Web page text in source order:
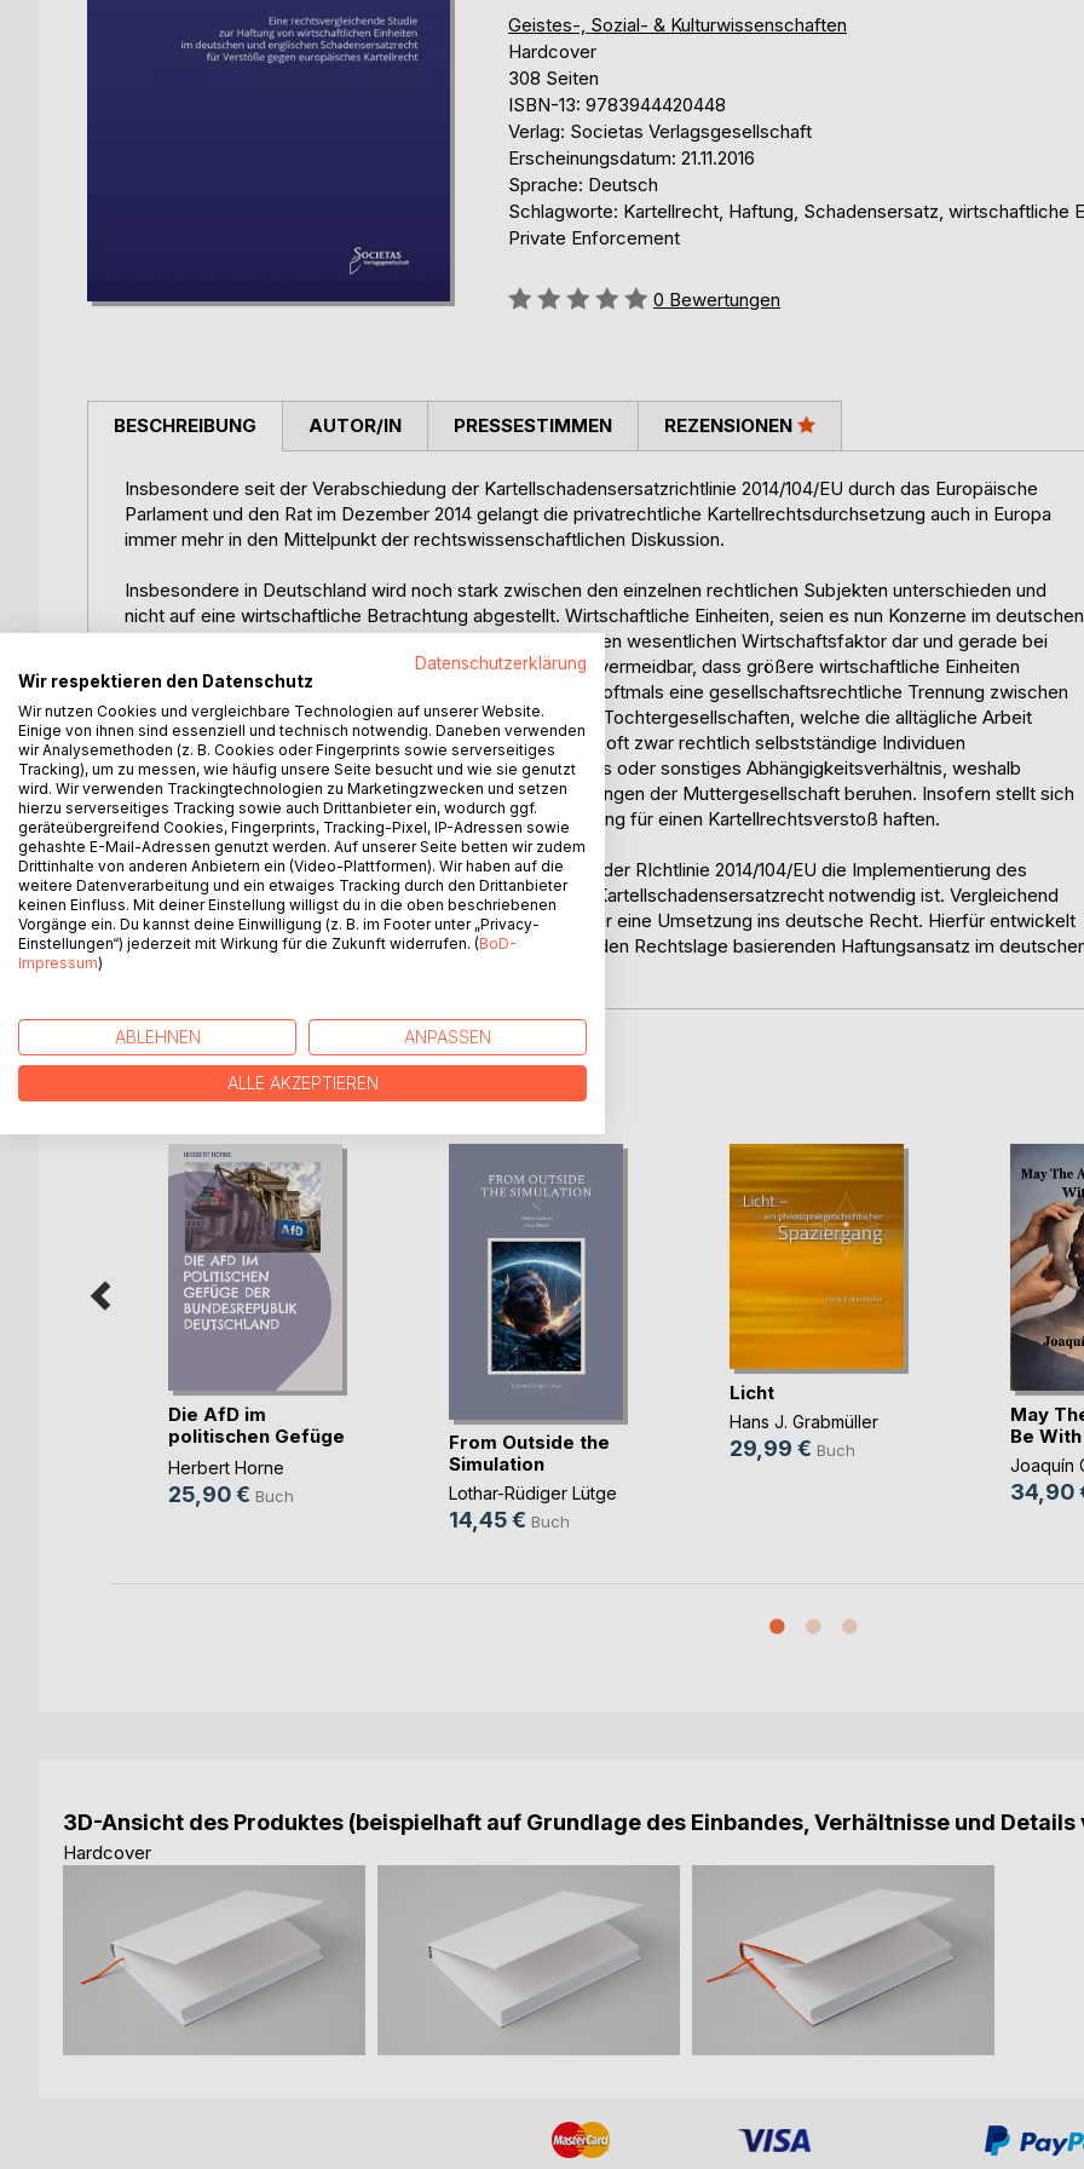
Geistes-, Sozial- & Kulturwissenschaften
Hardcover
308 Seiten
ISBN-13: 9783944420448
Verlag: Societas Verlagsgesellschaft
Erscheinungsdatum: 21.11.2016
Sprache: Deutsch
Schlagworte: Kartellrecht, Haftung, Schadensersatz, wirtschaftliche
Private Enforcement
Bewertung::
0 Bewertungen
BESCHREIBUNG
Insbesondere seit der Verabschiedung der Kartellschadensersatzrichtlinie 2014/104/EU durch das Europäische
Parlament und den Rat im Dezember 2014 gelangt die privatrechtliche Kartellrechtsdurchsetzung auch in Europa
immer mehr in den Mittelpunkt der rechtswissenschaftlichen Diskussion.
Insbesondere in Deutschland wird noch stark zwischen den einzelnen rechtlichen Subjekten unterschieden und
nicht auf eine wirtschaftliche Betrachtung abgestellt. Wirtschaftliche Einheiten, seien es nun Konzerne im deutschen
Verständnis oder sonstige Gebilde, stellen heutzutage einen wesentlichen Wirtschaftsfaktor dar und gerade bei
kartellrechtlich relevanten Sachverhalten ist es nahezu unvermeidbar, dass größere wirtschaftliche Einheiten
beteiligt sind. In solch strukturierten Unternehmen gibt es oftmals eine gesellschaftsrechtliche Trennung zwischen
einem einheitlichen Management und den verschiedenen Tochtergesellschaften, welche die alltägliche Arbeit
übernehmen. Allerdings stellen die Tochtergesellschaften oft zwar rechtlich selbstständige Individuen
dar, doch besteht in der Regel ein gesellschaftsrechtliches oder sonstiges Abhängigkeitsverhältnis, weshalb
Handlungen der Tochtergesellschaften oft auf Entscheidungen der Muttergesellschaft beruhen. Insofern stellt sich
die Frage, wie die Mitglieder einer Unternehmensverbindung für einen Kartellrechtsverstoß haften.
Der Autor argumentiert, dass aufgrund der Regelungen in der RIchtlinie 2014/104/EU die Implementierung des
europarechtlichen Unternehmensbegriffes im nationalen Kartellschadensersatzrecht notwendig ist. Vergleichend
zur Rechtslage in Großbritannien sieht der Autor Ansäte für eine Umsetzung ins deutsche Recht. Hierfür entwickelt
der Autor zudem einen eigenständigen, auf der bestehenden Rechtslage basierenden Haftungsansatz im
AUTOR/IN PRESSESTIMMEN REZENSIONEN
WEITERE TITEL BEIBoD
Die AfD im
politischen Gefüge
der (...)
Herbert Horne
25,90 € Buch
From Outside the
Simulation
Lothar-Rüdiger Lütge
14,45 € Buch
Licht
Hans J. Grabmüller
29,99 € Buch
May
Be
Joaquín
34,90
3D-Ansicht des Produktes (beispielhaft auf Grundlage des Einbandes, Verhältnisse und
Hardcover
Datenschutzerklärung
Wir respektieren den Datenschutz
Wir nutzen Cookies und vergleichbare Technologien auf unserer Website.
Einige von ihnen sind essenziell und technisch notwendig. Daneben verwenden
wir Analysemethoden (z. B. Cookies oder Fingerprints sowie serverseitiges
Tracking), um zu messen, wie häufig unsere Seite besucht und wie sie genutzt
wird. Wir verwenden Trackingtechnologien zu Marketingzwecken und setzen
hierzu serverseitiges Tracking sowie auch Drittanbieter ein, wodurch ggf.
geräteübergreifend Cookies, Fingerprints, Tracking-Pixel, IP-Adressen sowie
gehashte E-Mail-Adressen genutzt werden. Auf unserer Seite betten wir zudem
Drittinhalte von anderen Anbietern ein (Video-Plattformen). Wir haben auf die
weitere Datenverarbeitung und ein etwaiges Tracking durch den Drittanbieter
keinen Einfluss. Mit deiner Einstellung willigst du in die oben beschriebenen
Vorgänge ein. Du kannst deine Einwilligung (z. B. im Footer unter „Privacy-
Einstellungen“) jederzeit mit Wirkung für die Zukunft widerrufen. (BoD-
Impressum)
ABLEHNEN ANPASSEN
ALLE AKZEPTIEREN